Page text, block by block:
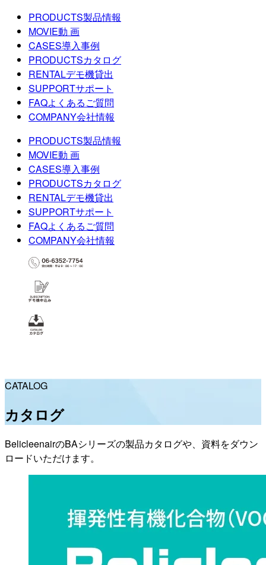
PRODUCTS製品情報
MOVIE動 画
CASES導入事例
PRODUCTSカタログ
RENTALデモ機貸出
SUPPORTサポート
FAQよくあるご質問
COMPANY会社情報
PRODUCTS製品情報
MOVIE動 画
CASES導入事例
PRODUCTSカタログ
RENTALデモ機貸出
SUPPORTサポート
FAQよくあるご質問
COMPANY会社情報
CATALOG
カタログ
BelicleenairのBAシリーズの製品カタログや、資料をダウン
ロードいただけます。